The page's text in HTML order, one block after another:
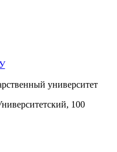
университет
100